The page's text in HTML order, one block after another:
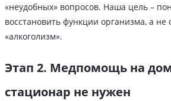
«неудобных» вопросов. Наша цель –
восстановить функции организма, а не
«алкоголизм».
Этап 2. Медпомощь на
стационар не нужен